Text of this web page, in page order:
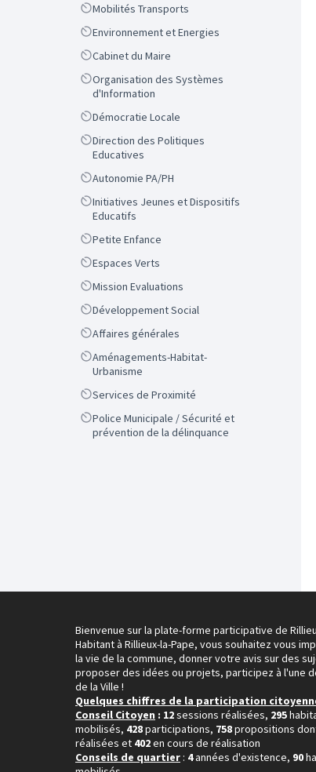
ScopeMobilités Transports
ScopeEnvironnement et Energies
ScopeCabinet du Maire
Scope
Organisation des Systèmes
d'Information
ScopeDémocratie Locale
Scope
Direction des Politiques
Educatives
ScopeAutonomie PA/PH
Scope
Initiatives Jeunes et Dispositifs
Educatifs
ScopePetite Enfance
ScopeEspaces Verts
ScopeMission Evaluations
ScopeDéveloppement Social
ScopeAffaires générales
Scope
Aménagements-Habitat-
Urbanisme
ScopeServices de Proximité
Scope
Police Municipale / Sécurité et
prévention de la délinquance
Bienvenue sur la plate-forme participative de
Habitant à Rillieux-la-Pape, vous souhaitez vous
la vie de la commune, donner votre avis sur des
proposer des idées ou projets, participez à l'une
de la Ville !
Quelques chiffres de la participation
Conseil Citoyen : 12sessions réalisées, 295
mobilisés, 428participations, 758propositions
réalisées et 402en cours de réalisation
Conseils de quartier : 4années d'existence, 90